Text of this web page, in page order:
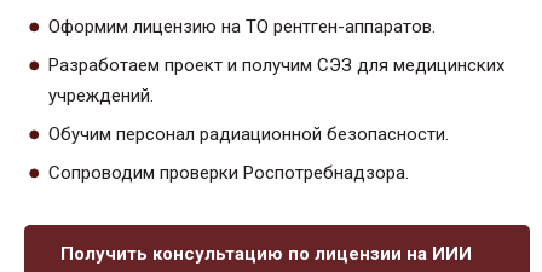
Оформим лицензию на ТО рентген-аппаратов.
Разработаем проект и получим СЭЗ для медицинских
учреждений.
Обучим персонал радиационной безопасности.
Сопроводим проверки Роспотребнадзора.
Получить консультацию по лицензии на ИИИ